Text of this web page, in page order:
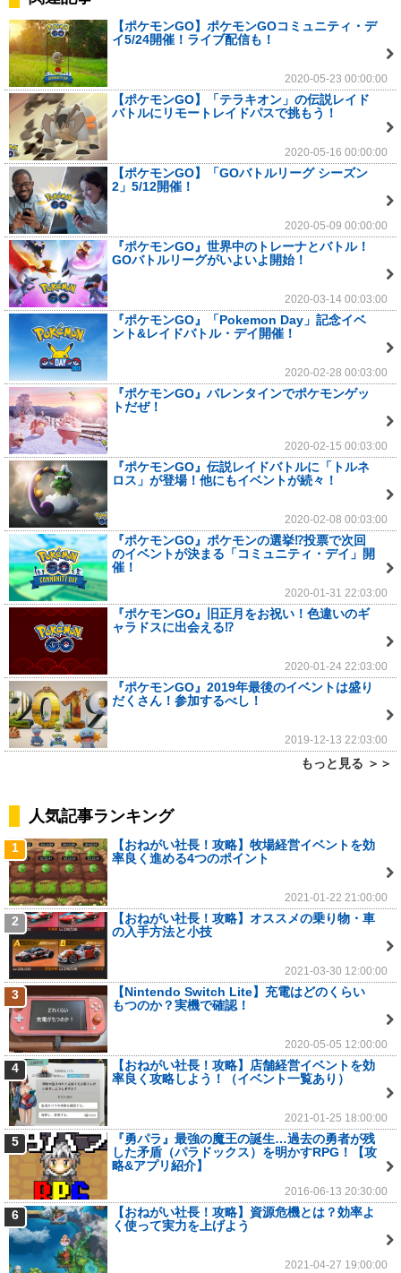
【ポケモンGO】ポケモンGOコミュニティ・デ
イ5/24開催！ライブ配信も！
2020-05-23 00:00:00
【ポケモンGO】「テラキオン」の伝説レイド
バトルにリモートレイドパスで挑もう！
2020-05-16 00:00:00
【ポケモンGO】「GOバトルリーグ シーズン
2」5/12開催！
2020-05-09 00:00:00
『ポケモンGO』世界中のトレーナとバトル！
GOバトルリーグがいよいよ開始！
2020-03-14 00:03:00
『ポケモンGO』「Pokemon Day」記念イベ
ント&レイドバトル・デイ開催！
2020-02-28 00:03:00
『ポケモンGO』バレンタインでポケモンゲッ
トだぜ！
2020-02-15 00:03:00
『ポケモンGO』伝説レイドバトルに「トルネ
ロス」が登場！他にもイベントが続々！
2020-02-08 00:03:00
『ポケモンGO』ポケモンの選挙⁉投票で次回
のイベントが決まる「コミュニティ・デイ」開
催！
2020-01-31 22:03:00
『ポケモンGO』旧正月をお祝い！色違いのギ
ャラドスに出会える⁉
2020-01-24 22:03:00
『ポケモンGO』2019年最後のイベントは盛り
だくさん！参加するべし！
2019-12-13 22:03:00
もっと見る ＞＞
人気記事ランキング
1
【おねがい社長！攻略】牧場経営イベントを効
率良く進める4つのポイント
2021-01-22 21:00:00
2
【おねがい社長！攻略】オススメの乗り物・車
の入手方法と小技
2021-03-30 12:00:00
3
【Nintendo Switch Lite】充電はどのくらい
もつのか？実機で確認！
2020-05-05 12:00:00
4
【おねがい社長！攻略】店舗経営イベントを効
率良く攻略しよう！（イベント一覧あり）
2021-01-25 18:00:00
5
『勇パラ』最強の魔王の誕生…過去の勇者が残
した矛盾（パラドックス）を明かすRPG！【攻
略&アプリ紹介】
2016-06-13 20:30:00
6
【おねがい社長！攻略】資源危機とは？効率よ
く使って実力を上げよう
2021-04-27 19:00:00